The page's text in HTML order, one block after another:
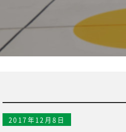
2017年12月8日